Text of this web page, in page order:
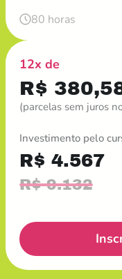
80 horas
12x de
R$
(parcelas sem juros
Investimento pelo
R$ 4.567
R$ 9.132